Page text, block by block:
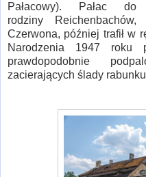
Pałacowy). Pałac
rodziny
Czerwona, później trafił w
Narodzenia 1947 roku
prawdopodobnie
zacierających ślady